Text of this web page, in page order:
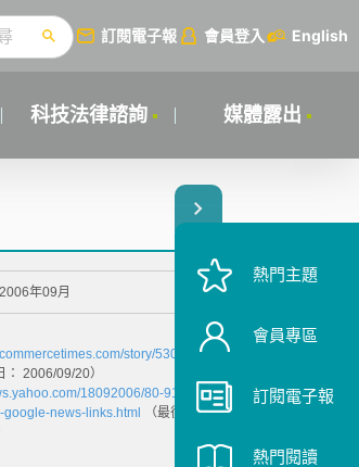
訂閱電子報 會員登入 English
科技法律諮詢 媒體露出
2006年09月
story/53094.html
： 2006/09/20）
18092006/80-91/belgian-
google-news-links.html
（最後瀏覽日：
熱門主題
會員專區
訂閱電子報
熱門閱讀